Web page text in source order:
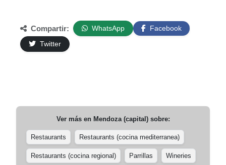
Compartir: WhatsApp
Facebook
Twitter
Ver más en Mendoza (capital)sobre:
Restaurants Restaurants (cocina mediterranea)
Restaurants (cocina regional) Parrillas Wineries